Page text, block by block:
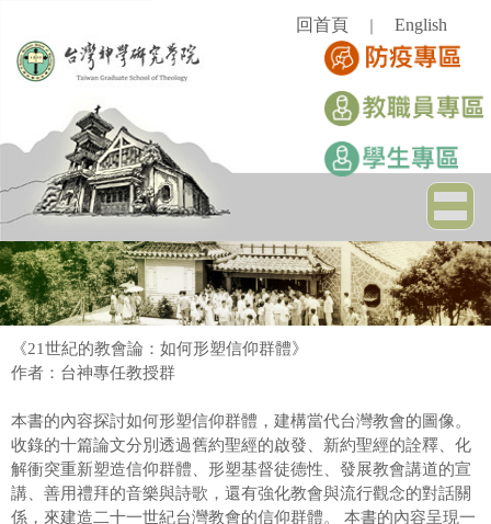
主
區
回首頁 English
《21世紀的教會論：如何形塑信仰群體》
作者：台神專任教授群
本書的內容探討如何形塑信仰群體，建構當代台灣教會的圖像。
收錄的十篇論文分別透過舊約聖經的啟發、新約聖經的詮釋、化
解衝突重新塑造信仰群體、形塑基督徒德性、發展教會講道的宣
講、善用禮拜的音樂與詩歌，還有強化教會與流行觀念的對話關
係，來建造二十一世紀台灣教會的信仰群體。 本書的內容呈現一